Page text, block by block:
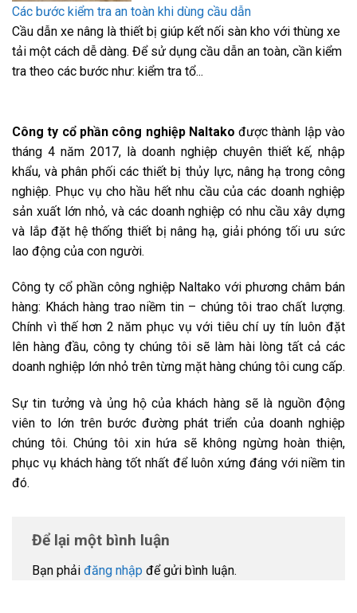
Các bước kiểm tra an toàn khi dùng cầu dẫn
Cầu dẫn xe nâng là thiết bị giúp kết nối sàn kho với thùng xe
tải một cách dễ dàng. Để sử dụng cầu dẫn an toàn, cần kiểm
tra theo các bước như: kiểm tra tổ...
Công ty cổ phần công nghiệp Naltako được thành lập vào
tháng 4 năm 2017, là doanh nghiệp chuyên thiết kế, nhập
khẩu, và phân phối các thiết bị thủy lực, nâng hạ trong công
nghiệp. Phục vụ cho hầu hết nhu cầu của các doanh nghiệp
sản xuất lớn nhỏ, và các doanh nghiệp có nhu cầu xây dựng
và lắp đặt hệ thống thiết bị nâng hạ, giải phóng tối ưu sức
lao động của con người.
Công ty cổ phần công nghiệp Naltako với phương châm bán
hàng: Khách hàng trao niềm tin – chúng tôi trao chất lượng.
Chính vì thế hơn 2 năm phục vụ với tiêu chí uy tín luôn đặt
lên hàng đầu, công ty chúng tôi sẽ làm hài lòng tất cả các
doanh nghiệp lớn nhỏ trên từng mặt hàng chúng tôi cung cấp.
Sự tin tưởng và ủng hộ của khách hàng sẽ là nguồn động
viên to lớn trên bước đường phát triển của doanh nghiệp
chúng tôi. Chúng tôi xin hứa sẽ không ngừng hoàn thiện,
phục vụ khách hàng tốt nhất để luôn xứng đáng với niềm tin
đó.
Để lại một bình luận
Bạn phải đăng nhập để gửi bình luận.